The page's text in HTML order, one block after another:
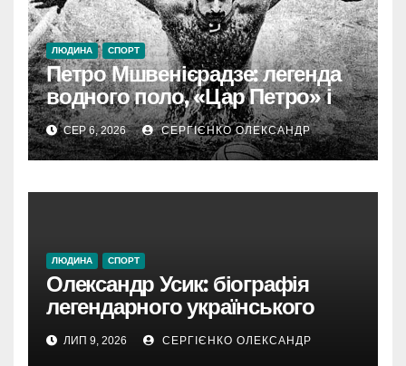
ЛЮДИНА СПОРТ
Петро Мшвенієрадзе: легенда
водного поло, «Цар Петро» і
батько династії
СЕР 6, 2026 СЕРГІЄНКО ОЛЕКСАНДР
ЛЮДИНА СПОРТ
Олександр Усик: біографія
легендарного українського
боксера від Олімпіади до
абсолютного чемпіона
ЛИП 9, 2026 СЕРГІЄНКО ОЛЕКСАНДР